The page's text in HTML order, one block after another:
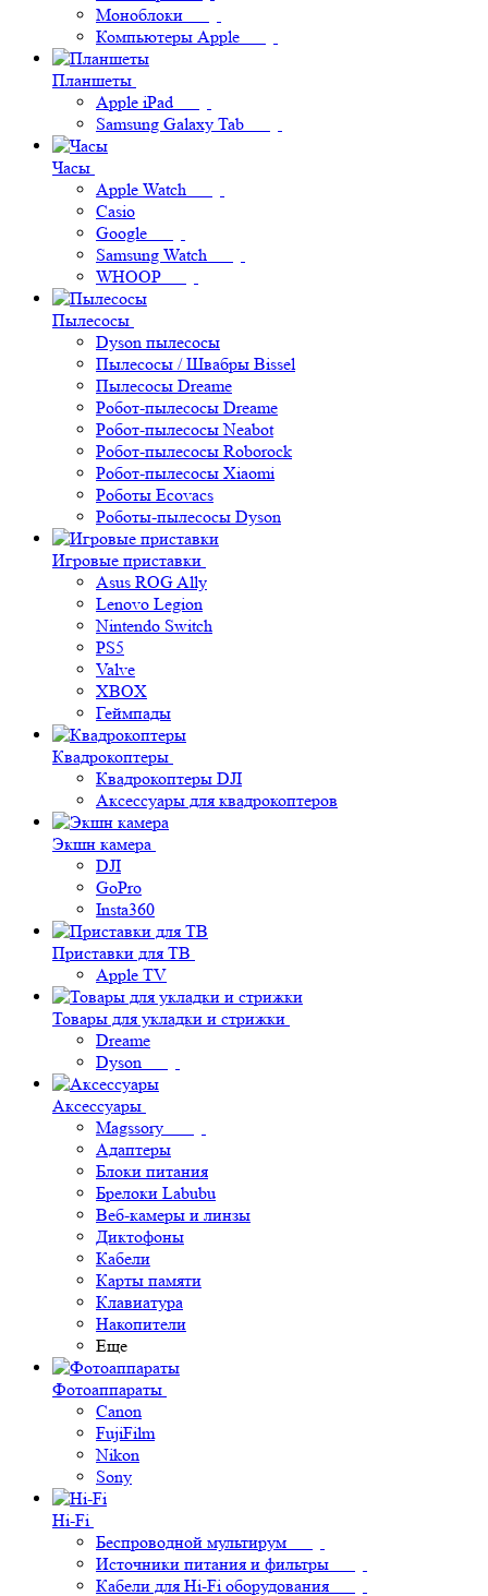
Моноблоки
Компьютеры Apple
Планшеты
Apple iPad
Samsung Galaxy Tab
Часы
Apple Watch
Casio
Google
Samsung Watch
WHOOP
Пылесосы
Dyson пылесосы
Пылесосы / Швабры Bissel
Пылесосы Dreame
Робот-пылесосы Dreame
Робот-пылесосы Neabot
Робот-пылесосы Roborock
Робот-пылесосы Xiaomi
Роботы Ecovacs
Роботы-пылесосы Dyson
Игровые приставки
Asus ROG Ally
Lenovo Legion
Nintendo Switch
PS5
Valve
XBOX
Геймпады
Квадрокоптеры
Квадрокоптеры DJI
Аксессуары для квадрокоптеров
Экшн камера
DJI
GoPro
Insta360
Приставки для ТВ
Apple TV
Товары для укладки и стрижки
Dreame
Dyson
Аксессуары
Magssory
Адаптеры
Блоки питания
Брелоки Labubu
Веб-камеры и линзы
Диктофоны
Кабели
Карты памяти
Клавиатура
Накопители
Еще
Фотоаппараты
Canon
FujiFilm
Nikon
Sony
Hi-Fi
Беспроводной мультирум
Источники питания и фильтры
Кабели для Hi-Fi оборудования